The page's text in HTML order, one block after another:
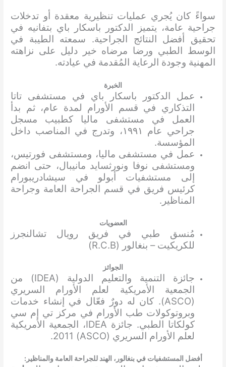
سواءً كان يُجري عمليات تنظيرية معقدة أو تدخلات
جراحية عامة، يتميز الدكتور باسكار باي بتفانيه في
تحقيق أفضل النتائج الجراحية. سمعته الطيبة في
الوسط الطبي ورضا مرضاه خير دليل على نزاهته
المهنية وجودة الرعاية المُقدمة في عيادته.
الخبرة
عمل الدكتور باسكار باي في مستشفى تاتا
التذكاري في قسم الأورام لمدة عام، ثم بدأ
العمل في مستشفى ماليا كطبيب مسجل
جراحي عام ١٩٩١، وتدرج في المناصب داخل
المؤسسة.
عمل في مستشفى ماليا، ومستشفى فورتيس،
ومستشفى نوفا ونورثسايد مانيبال، حتى انضم
إلى مستشفيات أبولو في سيشادريبورام
كرئيس فريق في قسم الجراحة العامة وجراحة
المناظير.
العضويات
مُنسق طبي في فريق رويال تشالنجرز
للكريكيت – بنغالور (R.C.B)
الجوائز
جائزة التنمية والتعليم الدولية (IDEA) من
الجمعية الأمريكية لعلم الأورام السريري
(ASCO). كان له دورٌ فعّال في إنشاء خدمات
وبروتوكولات طب الأورام في مركز تي إم سي
كولكاتا الطبي. جائزة IDEA، الجمعية الأمريكية
لعلم الأورام السريري (ASCO) 2011.
أفضل المستشفيات في بنغالور، الهند للجراحة العامة والمناظير: